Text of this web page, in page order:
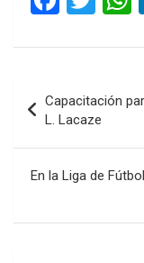
ce
o
o
k
tt
er
p
de
entradas
Capacitación
L. Lacaze
En la Liga de